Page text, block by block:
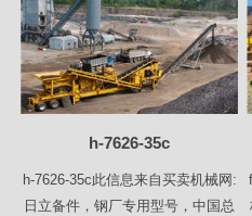
h-7626-35c
h-7626-35c此信息来自买卖机械网:
日立备件，钢厂专用型号，中国总